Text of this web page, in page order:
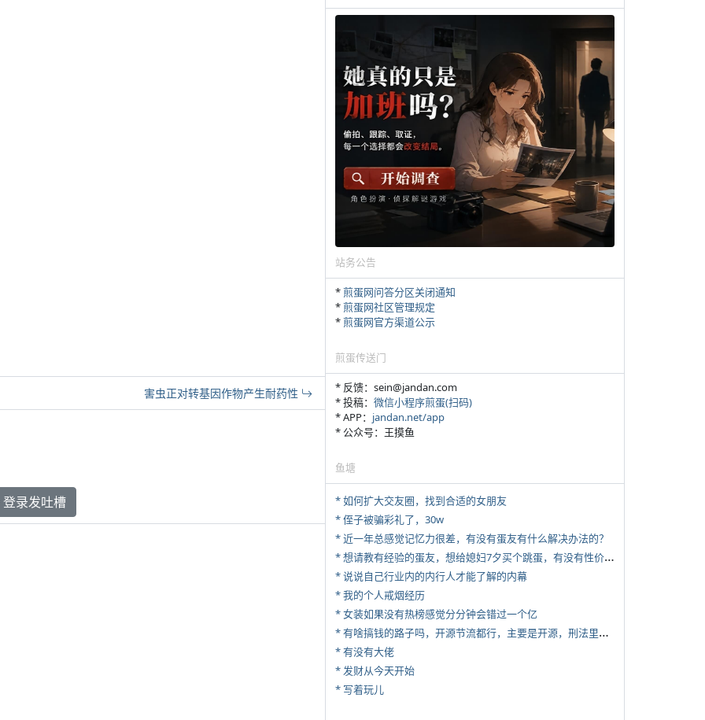
害虫正对转基因作物产生耐药性
登录发吐槽
站务公告
*煎蛋网问答分区关闭通知
*煎蛋网社区管理规定
*煎蛋网官方渠道公示
煎蛋传送门
* 反馈：sein@jandan.com
* 投稿： 微信小程序煎蛋(扫码)
* APP： jandan.net/app
* 公众号：王摸鱼
鱼塘
* 如何扩大交友圈，找到合适的女朋友
* 侄子被骗彩礼了，30w
* 近一年总感觉记忆力很差，有没有蛋友有什么解决办法的？
*
想请教有经验的蛋友，想给媳妇7夕买个跳蛋，有没有性价比高的推荐
* 说说自己行业内的内行人才能了解的内幕
* 我的个人戒烟经历
* 女装如果没有热榜感觉分分钟会错过一个亿
*
有啥搞钱的路子吗，开源节流都行，主要是开源，刑法里的咱不做
* 有没有大佬
* 发财从今天开始
* 写着玩儿